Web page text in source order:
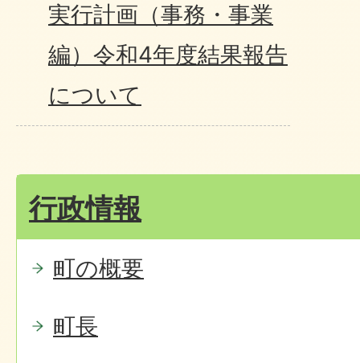
実行計画（事務・事業
編）令和4年度結果報告
について
行政情報
町の概要
町長